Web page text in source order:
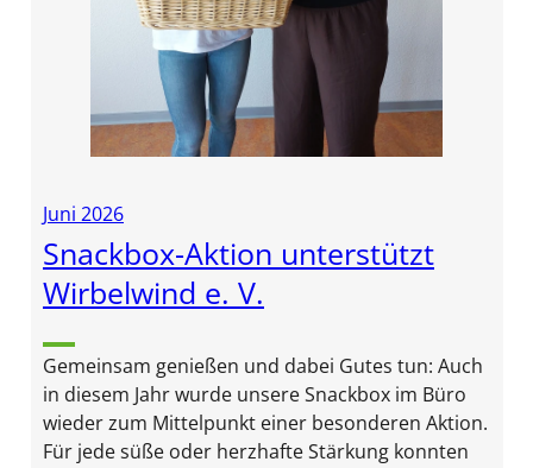
Juni 2026
Snackbox-Aktion unterstützt
Wirbelwind e. V.
Gemeinsam genießen und dabei Gutes tun: Auch
in diesem Jahr wurde unsere Snackbox im Büro
wieder zum Mittelpunkt einer besonderen Aktion.
Für jede süße oder herzhafte Stärkung konnten